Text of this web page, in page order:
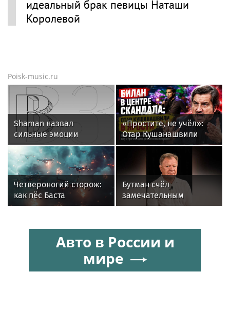
идеальный брак певицы Наташи
Королевой
Poisk-music.ru
Shaman назвал
сильные эмоции
поклонников причиной
падения ограждений в
Абакане
«Простите, не учёл»:
Отар Кушанашвили
раскритиковал Диму
Билана после концерта
Четвероногий сторож:
как пёс Баста
предупреждает бойцов
Бутман счёл
замечательным
решение друзей
квартиру
Авто в России и
мире